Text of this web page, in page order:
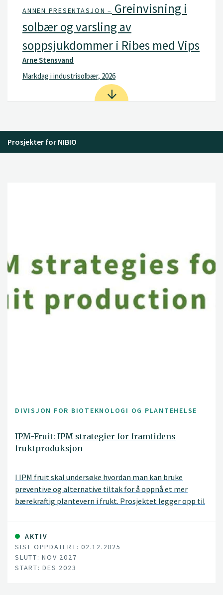
ANNEN PRESENTASJON – Greinvisning i
solbær og varsling av
soppsjukdommer i Ribes med Vips
Arne Stensvand
Markdag i industrisolbær, 2026
Prosjekter for NIBIO
DIVISJON FOR BIOTEKNOLOGI OG PLANTEHELSE
IPM-Fruit: IPM strategier for framtidens
fruktproduksjon
I IPM fruit skal undersøke hvordan man kan bruke
preventive og alternative tiltak for å oppnå et mer
bærekraftig plantevern i frukt. Prosjektet legger opp til
frukthager, fysiske tiltak som preventive tiltak,
biologiske plantevernmidler og hvordan best kombinere
ulike tiltak under norske forhold. Prosjektet vil bli utført
i samarbeid med NMBU, NLR, NIAB East Malling (UK),
IRTA (Spania) og i nært samarbeid med fruktnæringen.
AKTIV
SIST OPPDATERT: 02.12.2025
SLUTT: NOV 2027
START: DES 2023